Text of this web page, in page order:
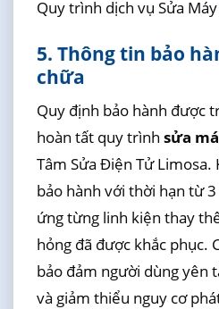
Quy trình dịch vụ Sửa
5. Thông tin bảo
chữa
Quy định bảo hành được
hoàn tất quy trình sửa
Tâm Sửa Điện Tử Limosa.
bảo hành với thời hạn từ
ứng từng linh kiện thay
hỏng đã được khắc phục.
bảo đảm người dùng yên
và giảm thiểu nguy cơ